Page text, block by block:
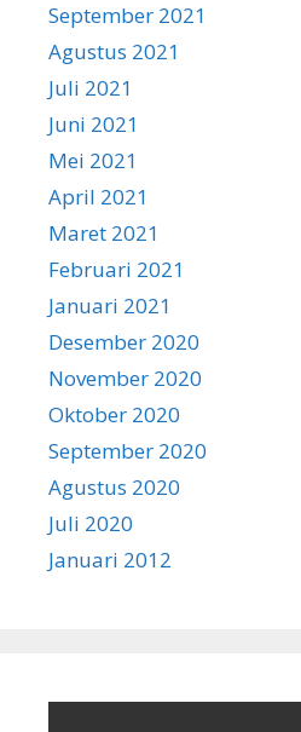
September 2021
Agustus 2021
Juli 2021
Juni 2021
Mei 2021
April 2021
Maret 2021
Februari 2021
Januari 2021
Desember 2020
November 2020
Oktober 2020
September 2020
Agustus 2020
Juli 2020
Januari 2012